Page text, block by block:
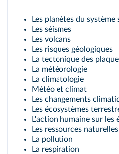
Les planètes du système
Les séismes
Les volcans
Les risques géologiques
La tectonique des
La météorologie
La climatologie
Météo et climat
Les changements
Les écosystèmes
L'action humaine sur les
Les ressources naturelles
La pollution
La respiration